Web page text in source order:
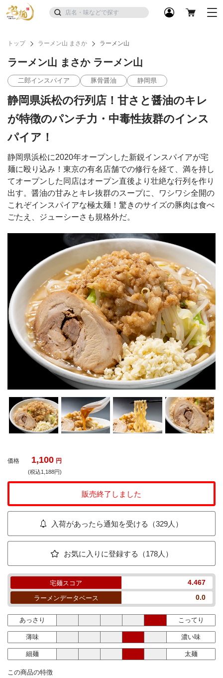
トップ ラーメン山 まさか ラーメン山
ラーメン山 まさか ラーメン山
二郎インスパイア 豚骨醤油 静岡県
静岡県浜松の行列店！甘さと醤油のキレ
が特徴のパンチ力・中毒性抜群のインス
パイア！
静岡県浜松に2020年オープンした新鋭インスパイアが宅
麺に殴り込み！東京の有名店舗での修行を経て、満を持し
てオープンした同店はオープン直後より壮絶な行列を作り
出す。醤油の甘みとキレ抜群のスープに、ワシワシ全開の
これぞインスパイアな極太麺！驚きのサイズの豚肉は食べ
ごたえ、ジューシーさも規格外だ。
価格 1,100 円
(税込1,188円)
販売終了しました
入荷があったら通知を受ける（329人）
お気に入りに登録する（178人）
宅麺スコア 4.467
ラーメンデータベース 0.0
あっさり こってり
薄味 濃い味
細麺 太麺
この商品の特徴